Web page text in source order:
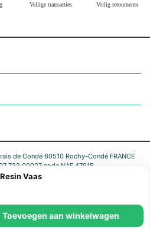
Vaas
Toevoegen aan winkelwagen
Veilige transacties Veilig retourneren
de Condé 60510 Rochy-Condé FRANCE
722 00027 code NAF 4791B